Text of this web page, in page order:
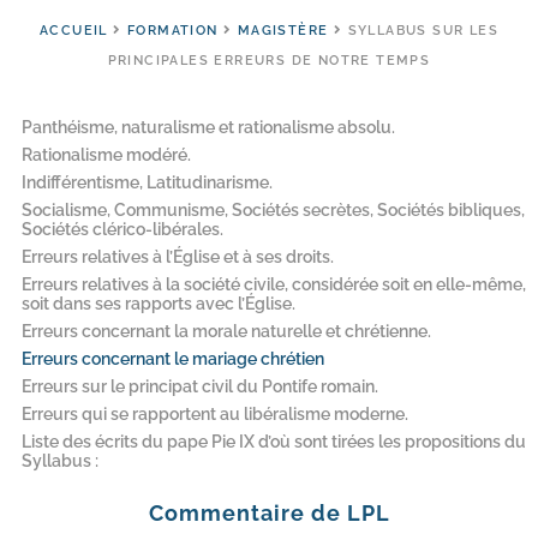
ACCUEIL FORMATION MAGISTÈRE
SYLLABUS SUR LES
PRINCIPALES ERREURS DE NOTRE TEMPS
Panthéisme, naturalisme et rationalisme absolu.
Rationalisme modéré.
Indifférentisme, Latitudinarisme.
Socialisme, Communisme, Sociétés secrètes, Sociétés bibliques,
Sociétés clérico-libérales.
Erreurs relatives à l’Église et à ses droits.
Erreurs relatives à la société civile, considérée soit en elle-​même,
soit dans ses rapports avec l’Église.
Erreurs concernant la morale naturelle et chrétienne.
Erreurs concernant le mariage chrétien
Erreurs sur le principat civil du Pontife romain.
Erreurs qui se rapportent au libéralisme moderne.
Liste des écrits du pape Pie IX d’où sont tirées les propositions du
Syllabus :